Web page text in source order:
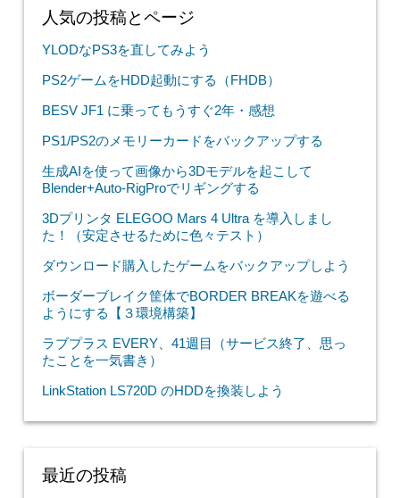
人気の投稿とページ
YLODなPS3を直してみよう
PS2ゲームをHDD起動にする（FHDB）
BESV JF1 に乗ってもうすぐ2年・感想
PS1/PS2のメモリーカードをバックアップする
生成AIを使って画像から3Dモデルを起こして
Blender+Auto-RigProでリギングする
3Dプリンタ ELEGOO Mars 4 Ultra を導入しまし
た！（安定させるために色々テスト）
ダウンロード購入したゲームをバックアップしよう
ボーダーブレイク筐体でBORDER BREAKを遊べる
ようにする【３環境構築】
ラブプラス EVERY、41週目（サービス終了、思っ
たことを一気書き）
LinkStation LS720D のHDDを換装しよう
最近の投稿